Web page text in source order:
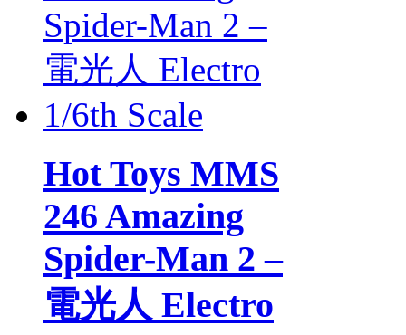
Hot Toys MMS
246 Amazing
Spider-Man 2 –
電光人 Electro